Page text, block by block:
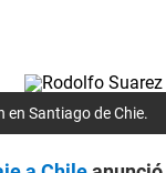
en Santiago de Chie.